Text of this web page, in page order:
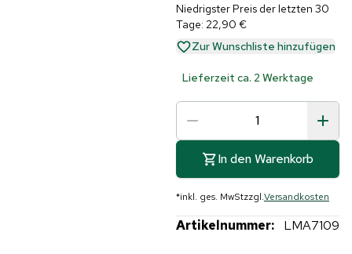
Niedrigster Preis der letzten 30
Tage: 22,90 €
Zur Wunschliste hinzufügen
Lieferzeit ca. 2 Werktage
In den Warenkorb
*inkl. ges. MwStzzgl.Versandkosten
Artikelnummer: LMA7109